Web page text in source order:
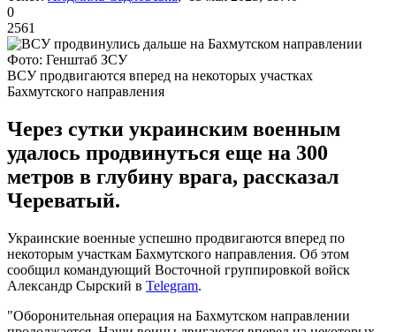
0
2561
Фото: Генштаб ЗСУ
ВСУ продвигаются вперед на некоторых участках
Бахмутского направления
Через сутки украинским военным
удалось продвинуться еще на 300
метров в глубину врага, рассказал
Череватый.
Украинские военные успешно продвигаются вперед по
некоторым участкам Бахмутского направления. Об этом
сообщил командующий Восточной группировкой войск
Александр Сырский в Telegram.
"Оборонительная операция на Бахмутском направлении